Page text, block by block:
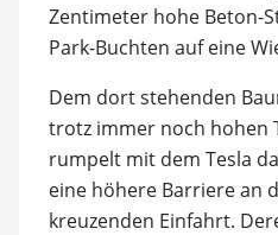
Zentimeter hohe Beton-
Park-Buchten auf eine
Dem dort stehenden
trotz immer noch hohen
rumpelt mit dem Tesla
eine höhere Barriere an
kreuzenden Einfahrt.